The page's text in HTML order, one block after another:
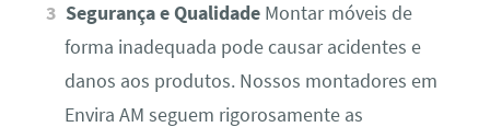
Segurança e Qualidade Montar móveis de
forma inadequada pode causar acidentes e
danos aos produtos. Nossos montadores em
Envira AM seguem rigorosamente as